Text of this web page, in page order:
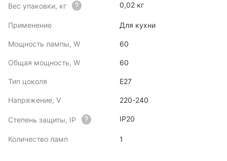
Вес упаковки, кг 0,02 кг
Применение Для кухни
Мощность лампы, W 60
Общая мощность, W 60
Тип цоколя E27
Напряжение, V 220-240
Степень защиты, IP IP20
Количество ламп 1